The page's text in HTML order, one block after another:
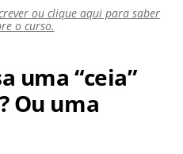
ou clique aqui para saber
o curso.
uma “ceia”
Ou uma